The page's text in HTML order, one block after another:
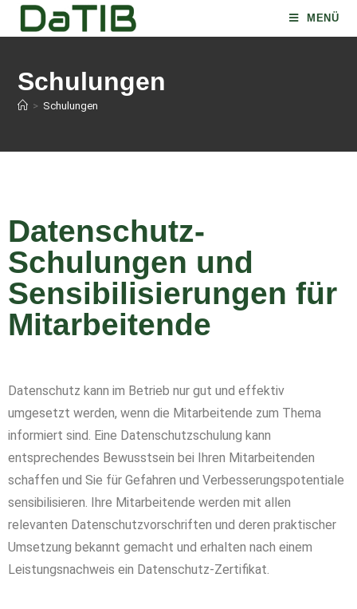
MENÜ
Schulungen
> Schulungen
Datenschutz-
Schulungen und
Sensibilisierungen für
Mitarbeitende
Datenschutz kann im Betrieb nur gut und effektiv
umgesetzt werden, wenn die Mitarbeitende zum Thema
informiert sind. Eine Datenschutzschulung kann
entsprechendes Bewusstsein bei Ihren Mitarbeitenden
schaffen und Sie für Gefahren und Verbesserungspotentiale
sensibilisieren. Ihre Mitarbeitende werden mit allen
relevanten Datenschutzvorschriften und deren praktischer
Umsetzung bekannt gemacht und erhalten nach einem
Leistungsnachweis ein Datenschutz-Zertifikat.